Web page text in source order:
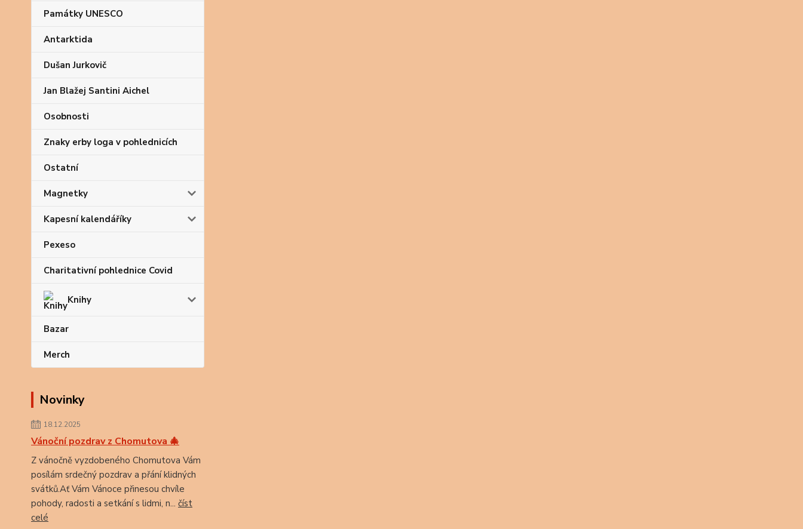
Památky UNESCO
Antarktida
Dušan Jurkovič
Jan Blažej Santini Aichel
Osobnosti
Znaky erby loga v pohlednicích
Ostatní
Magnetky
Kapesní kalendáříky
Pexeso
Charitativní pohlednice Covid
Knihy
Bazar
Merch
Novinky
18.12.2025
Vánoční pozdrav z Chomutova 🎄
Z vánočně vyzdobeného Chomutova Vám
posílám srdečný pozdrav a přání klidných
svátků.Ať Vám Vánoce přinesou chvíle
pohody, radosti a setkání s lidmi, n... číst
celé